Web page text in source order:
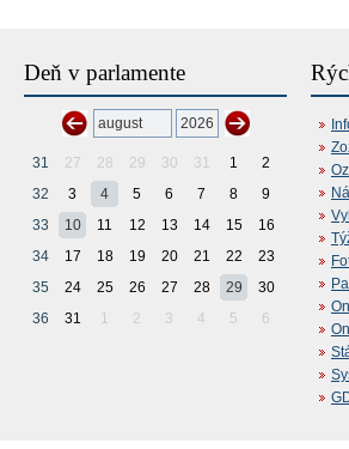
Deň v parlamente
31 27 28 29 30 31 1
2
32
3 4 5 6 7 8
9
33
10 11 12 13 14 15
16
34
17 18 19 20 21 22
23
35
24 25 26 27 28 29
30
36
31 1 2 3 4 5 6